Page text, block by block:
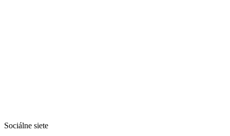
Sociálne siete